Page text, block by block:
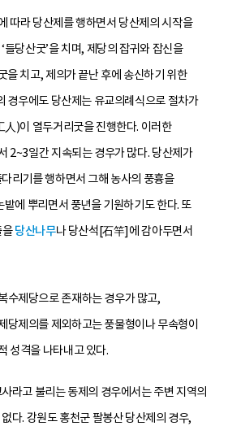
따라 당산제를 행하면서 당산제의 시작을
들당산굿’을 치며, 제당의 잡귀와 잡신을
치고, 제의가 끝난 후에 송신하기 위한
경우에도 당산제는 유교의례식으로 절차가
)이 열두거리굿을 진행한다. 이러한
2~3일간 지속되는 경우가 많다. 당산제가
리기를 행하면서 그해 농사의 풍흉을
에 뿌리면서 풍년을 기원하기도 한다. 또
을당산나무나 당산석[石竿]에 감아두면서
수제당으로 존재하는 경우가 많고,
당제의를 제외하고는 풍물형이나 무속형이
성격을 나타내고 있다.
라고 불리는 동제의 경우에서는 주변 지역의
다. 강원도 홍천군 팔봉산 당산제의 경우,